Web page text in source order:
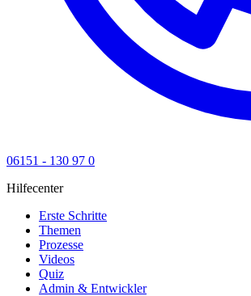
06151 - 130 97 0
Hilfecenter
Erste Schritte
Themen
Prozesse
Videos
Quiz
Admin & Entwickler